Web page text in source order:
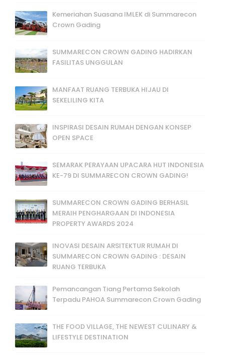
Kemeriahan Suasana IMLEK di Summarecon
Crown Gading
SUMMARECON CROWN GADING HADIRKAN
FASILITAS UNGGULAN
MANFAAT RUANG TERBUKA HIJAU DI
SEKELILING KITA
INSPIRASI DESAIN RUMAH DENGAN KONSEP
OPEN SPACE
SEMARAK PERAYAAN UPACARA HUT INDONESIA
KE-79 DI SUMMARECON CROWN GADING!
SUMMARECON CROWN GADING BERHASIL
MERAIH PENGHARGAAN DI INDONESIA
PROPERTY AWARDS 2024
INOVASI DESAIN ARSITEKTUR RUMAH DI
SUMMARECON CROWN GADING : DESAIN
RUANG TERBUKA
Pemancangan Tiang Pertama Sekolah
Terpadu PAHOA Summarecon Crown Gading
THE FOOD VILLAGE, THE NEWEST CULINARY &
LIFESTYLE DESTINATION